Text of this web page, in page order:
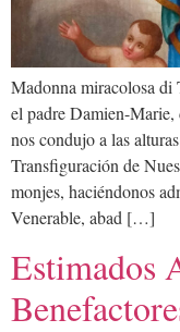
Madonna miracolosa di
el padre Damien-
nos condujo a las
Transfiguración de
monjes, haciéndonos
Venerable, abad […]
Estimados